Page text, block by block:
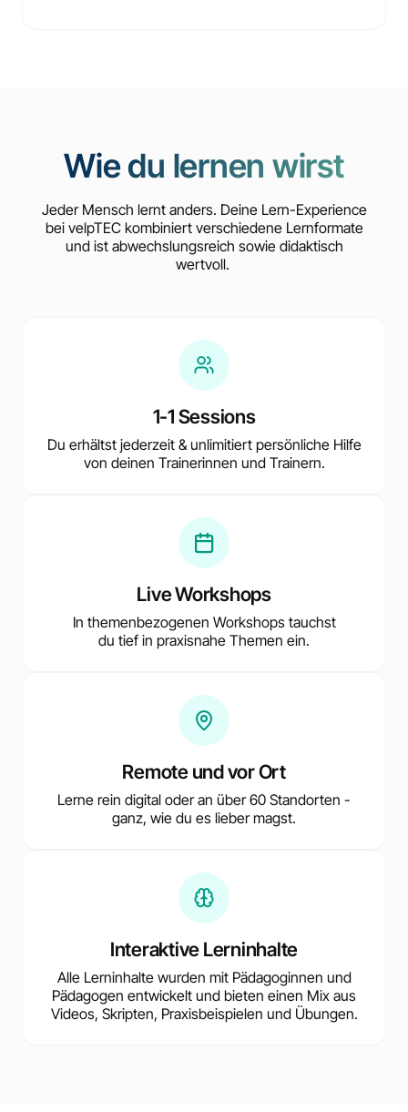
Wie du lernen wirst
Jeder Mensch lernt anders. Deine Lern-Experience
bei velpTEC kombiniert verschiedene Lernformate
und ist abwechslungsreich sowie didaktisch
wertvoll.
1-1 Sessions
Du erhältst jederzeit & unlimitiert persönliche Hilfe
von deinen Trainerinnen und Trainern.
Live Workshops
In themenbezogenen Workshops tauchst
du tief in praxisnahe Themen ein.
Remote und vor Ort
Lerne rein digital oder an über 60 Standorten -
ganz, wie du es lieber magst.
Interaktive Lerninhalte
Alle Lerninhalte wurden mit Pädagoginnen und
Pädagogen entwickelt und bieten einen Mix aus
Videos, Skripten, Praxisbeispielen und Übungen.